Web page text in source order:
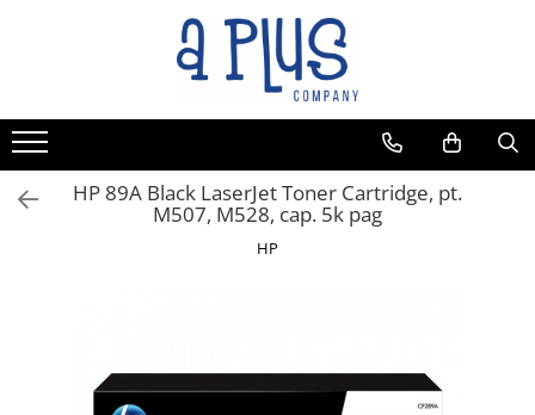
HP 89A Black LaserJet Toner Cartridge, pt.
M507, M528, cap. 5k pag
HP